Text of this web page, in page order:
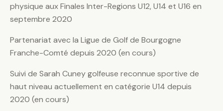
physique aux Finales Inter-Regions U12, U14 et U16 en
septembre 2020
Partenariat avec la Ligue de Golf de Bourgogne
Franche-Comté depuis 2020 (en cours)
Suivi de Sarah Cuney golfeuse reconnue sportive de
haut niveau actuellement en catégorie U14 depuis
2020 (en cours)